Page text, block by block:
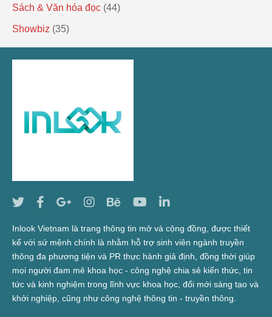
Sách & Văn hóa đọc (44)
Showbiz (35)
Inlook Vietnam là trang thông tin mở và cộng đồng, được thiết
kế với sứ mệnh chính là nhằm hỗ trợ sinh viên ngành truyền
thông đa phương tiện và PR thực hành giả định, đồng thời giúp
mọi người đam mê khoa học - công nghệ chia sẻ kiến thức, tin
tức và kinh nghiệm trong lĩnh vực khoa học, đổi mới sáng tạo và
khởi nghiệp, cũng như công nghệ thông tin - truyền thông.